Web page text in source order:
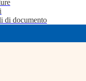
di documento